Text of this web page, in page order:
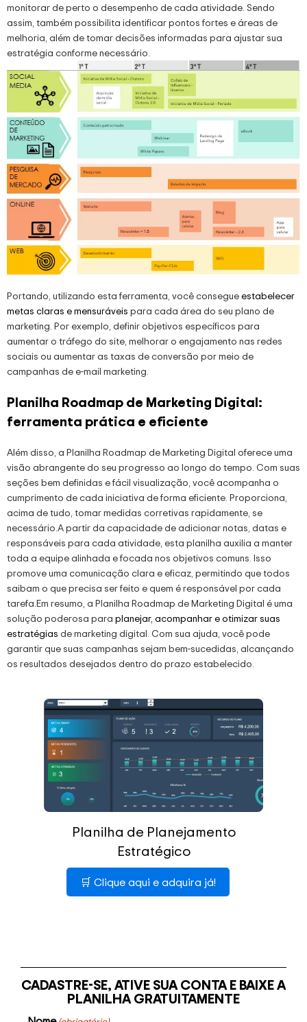
monitorar de perto o desempenho de cada atividade. Sendo
assim, também possibilita identificar pontos fortes e áreas de
melhoria, além de tomar decisões informadas para ajustar sua
estratégia conforme necessário.
Portando, utilizando esta ferramenta, você consegueestabelecer
metas claras e mensuráveis para cada área do seu plano de
marketing. Por exemplo, definir objetivos específicos para
aumentar o tráfego do site, melhorar o engajamento nas redes
sociais ou aumentar as taxas de conversão por meio de
campanhas de e-mail marketing.
Planilha Roadmap de Marketing Digital:
ferramenta prática e eficiente
Além disso, a Planilha Roadmap de Marketing Digital oferece uma
visão abrangente do seu progresso ao longo do tempo. Com suas
seções bem definidas e fácil visualização, você acompanha o
cumprimento de cada iniciativa de forma eficiente. Proporciona,
acima de tudo, tomar medidas corretivas rapidamente, se
necessário.A partir da capacidade de adicionar notas, datas e
responsáveis para cada atividade, esta planilha auxilia a manter
toda a equipe alinhada e focada nos objetivos comuns. Isso
promove uma comunicação clara e eficaz, permitindo que todos
saibam o que precisa ser feito e quem é responsável por cada
tarefa.Em resumo, a Planilha Roadmap de Marketing Digital é uma
solução poderosa para planejar, acompanhar e otimizar suas
estratégias de marketing digital. Com sua ajuda, você pode
garantir que suas campanhas sejam bem-sucedidas, alcançando
os resultados desejados dentro do prazo estabelecido.
Planilha de Planejamento
Estratégico
🛒 Clique aqui e adquira já!
CADASTRE-SE, ATIVE SUA CONTA E BAIXE A
PLANILHA GRATUITAMENTE